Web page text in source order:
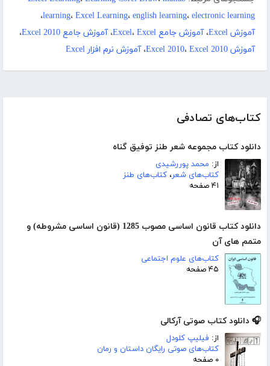
کتاب‌های تصادفی
دانلود کتاب مجموعه شعر طنز توفیق گناه
از: محمد پوررشیدی
کتاب‌های شعر، کتاب‌های طنز
۴۱ صفحه
دانلود کتاب قانون اساسی مصوب 1285 (قانون اساسی مشروطه) و
متمم های آن
کتاب‌های علوم اجتماعی
۴۵ صفحه
🎧 دانلود کتاب صوتی آرکالی
از: فیلیپ کلودل
کتاب‌های صوتی رایگان داستان و رمان
۰ صفحه
learning، Excel Learning، english learning، electronic learning
،
آموزش Excel
،آموزش جامع Excel ، Excel ،آموزش جامع Excel 2010
،
آموزش Excel 2010
، Excel 2010 ،آموزش نرم افزار Excel